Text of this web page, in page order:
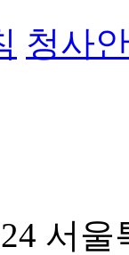
청사
서